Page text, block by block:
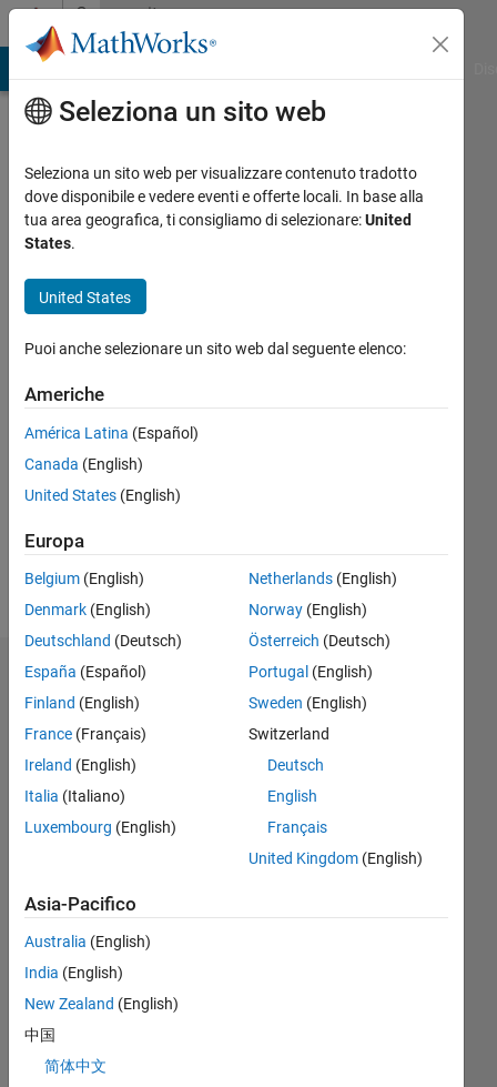
Vai al contenutoCommunity
Profile
NE
seen: 9
mesi fa
dal 2016
Followers:
Follow
Messaggio
Dashboard
Statistica
All M…
F…
T…
CONTRIBUTI L
1
07/16
08/17
09/18
10/19
11/20
12/21
01/23
02/24
03/25
04/26
10/17
01/19
04/20
07/21
10/22
01/24
04/25
07/26
12/17
05/19
10/20
03/22
08/23
01/25
06/26
CRONOLOGIA
Seleziona un sito web
Seleziona un sito web per visualizzare contenuto tradotto
dove disponibile e vedere eventi e offerte locali. In base alla
tua area geografica, ti consigliamo di selezionare:United
States.
United States
Puoi anche selezionare un sito web dal seguente elenco:
Americhe
América Latina (Español)
Canada (English)
United States (English)
Europa
Belgium (English)
Denmark (English)
Deutschland (Deutsch)
España (Español)
Finland (English)
France (Français)
Ireland (English)
Italia (Italiano)
Luxembourg (English)
Netherlands(English)
Norway(English)
Österreich (Deutsch)
Portugal (English)
Sweden (English)
Switzerland
Deutsch
English
Français
United Kingdom(English)
Asia-Pacifico
Australia (English)
India (English)
New Zealand (English)
中国
简体中文